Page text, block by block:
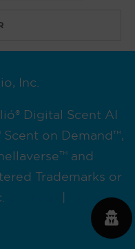
Inc.
Digital Scent AI
on Demand™,
and
Trademarks or
|
Privacy